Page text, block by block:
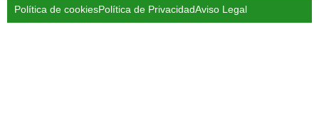
Política de cookiesPolítica de PrivacidadAviso Legal